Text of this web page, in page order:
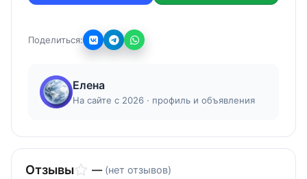
Поделиться:
Елена
На сайте с 2026 · профиль и объявления
Отзывы — (нет отзывов)